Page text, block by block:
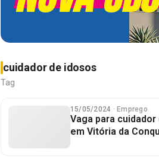
cuidador de idosos
Tag
15/05/2024 · Emprego
Vaga para
em Vitória da